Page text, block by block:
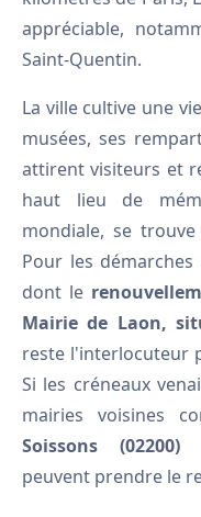
appréciable,
Saint-Quentin.
La ville cultive une
musées, ses
attirent visiteurs et
haut lieu de
mondiale, se
Pour les
dont le
Mairie de Laon,
reste l'interlocuteur
Si les créneaux
mairies voisines
Soissons (02200)
peuvent prendre le